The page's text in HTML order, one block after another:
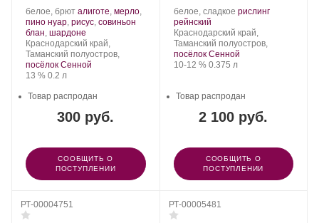
Производитель:
Фанагория.
белое, брют .
Сорт
винограда:
алиготе, мерло,
пино нуар, рисус, совиньон
блан, шардоне
Регион:
Краснодарский край,
Таманский полуостров,
посёлок Сенной
Крепость
13 %. Объем
0.2 л
300 руб.
Товар распродан
СООБЩИТЬ О
ПОСТУПЛЕНИИ
Производитель:
Фанагория.
белое, сладкое .
винограда:
рислинг
рейнский.
Регион:
Краснодарский край,
Таманский полуостров,
посёлок Сенной
Крепость
10-12 %. Объем
0.375 л
2 100 руб.
Товар распродан
СООБЩИТЬ О
ПОСТУПЛЕНИИ
РТ-00004751 РТ-00005481